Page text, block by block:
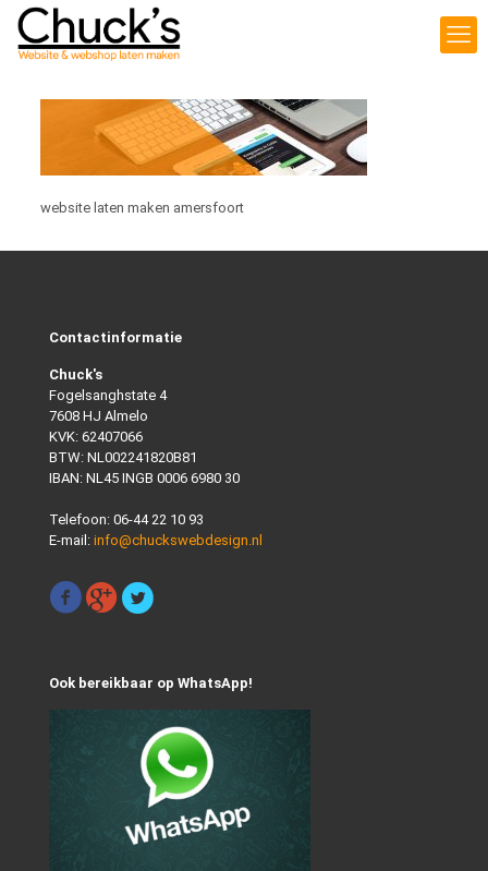
website laten maken amersfoort
Contactinformatie
Chuck's
Fogelsanghstate 4
7608 HJ Almelo
KVK: 62407066
BTW: NL002241820B81
IBAN: NL45 INGB 0006 6980 30
Telefoon: 06-44 22 10 93
E-mail: info@chuckswebdesign.nl
Ook bereikbaar op WhatsApp!